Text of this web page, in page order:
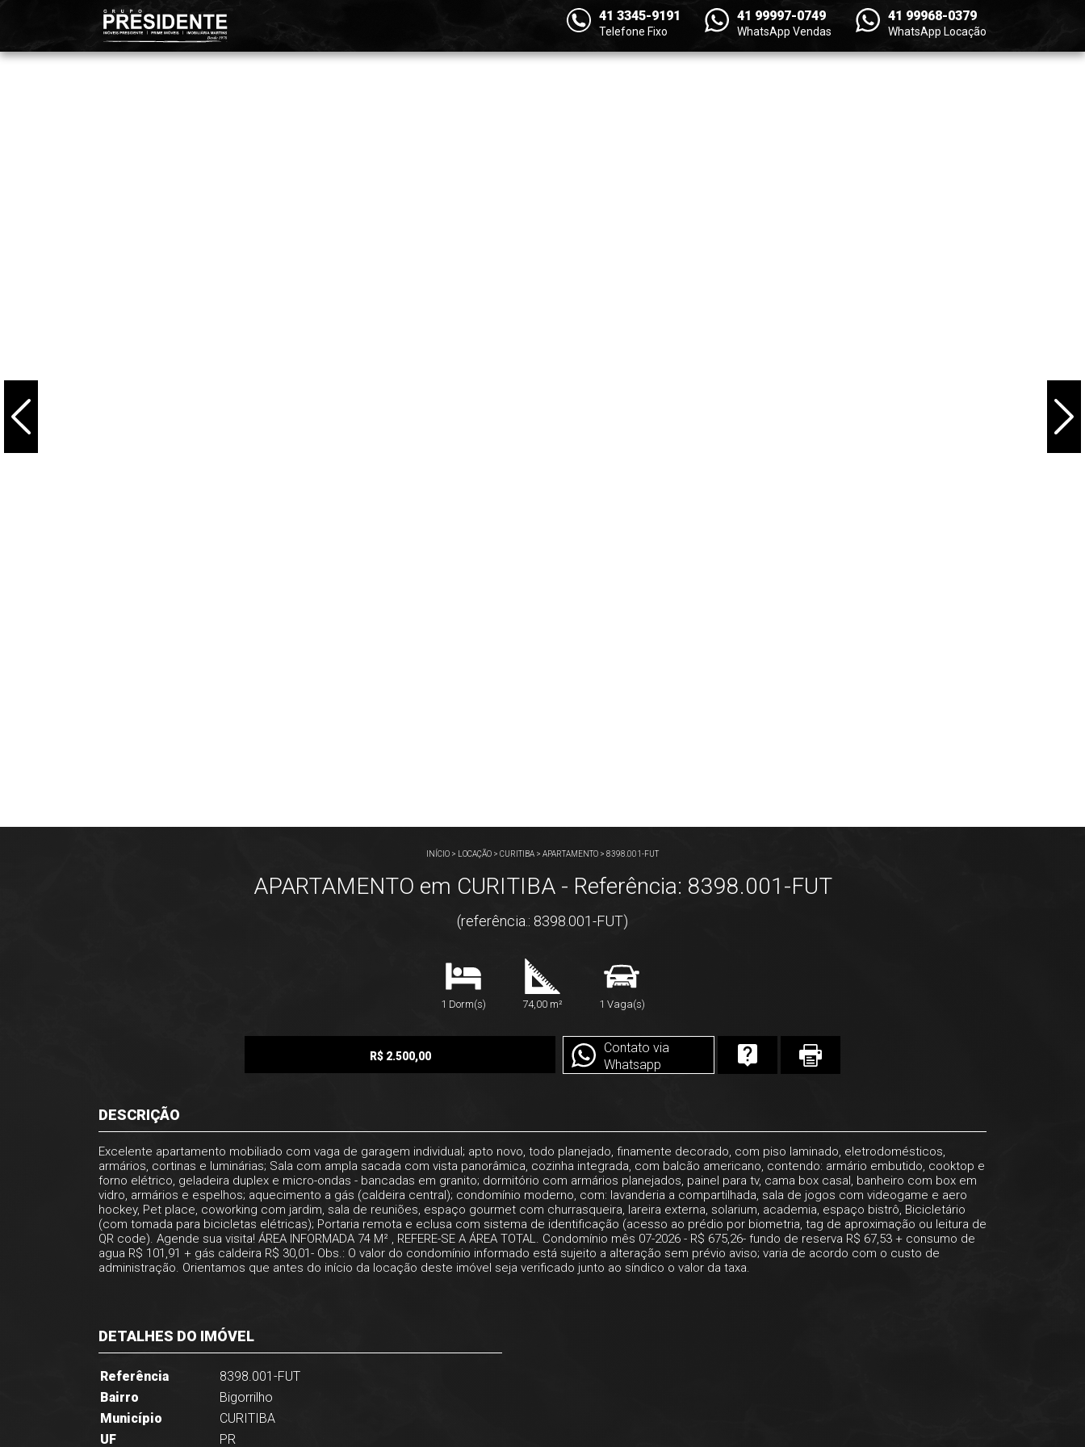
41 3345-9191
Telefone Fixo
41 99997-0749
WhatsApp Vendas
41 99968-0379
WhatsApp Locação
INÍCIO > LOCAÇÃO > CURITIBA > APARTAMENTO > 8398.001-FUT
APARTAMENTO em CURITIBA - Referência: 8398.001-FUT
(referência.: 8398.001-FUT)
1 Dorm(s) 74,00 m² 1 Vaga(s)
R$ 2.500,00
Contato via
Whatsapp
DESCRIÇÃO
Excelente apartamento mobiliado com vaga de garagem individual; apto novo, todo planejado, finamente decorado, com piso laminado, eletrodomésticos,
armários, cortinas e luminárias; Sala com ampla sacada com vista panorâmica, cozinha integrada, com balcão americano, contendo: armário embutido, cooktop e
forno elétrico, geladeira duplex e micro-ondas - bancadas em granito; dormitório com armários planejados, painel para tv, cama box casal, banheiro com box em
vidro, armários e espelhos; aquecimento a gás (caldeira central); condomínio moderno, com: lavanderia a compartilhada, sala de jogos com videogame e aero
hockey, Pet place, coworking com jardim, sala de reuniões, espaço gourmet com churrasqueira, lareira externa, solarium, academia, espaço bistrô, Bicicletário
(com tomada para bicicletas elétricas); Portaria remota e eclusa com sistema de identificação (acesso ao prédio por biometria, tag de aproximação ou leitura de
QR code). Agende sua visita! ÁREA INFORMADA 74 M² , REFERE-SE A ÁREA TOTAL. Condomínio mês 07-2026 - R$ 675,26- fundo de reserva R$ 67,53 + consumo de
agua R$ 101,91 + gás caldeira R$ 30,01- Obs.: O valor do condomínio informado está sujeito a alteração sem prévio aviso; varia de acordo com o custo de
administração. Orientamos que antes do início da locação deste imóvel seja verificado junto ao síndico o valor da taxa.
DETALHES DO IMÓVEL
Referência
8398.001-FUT
Bairro
Bigorrilho
Município
CURITIBA
UF
PR